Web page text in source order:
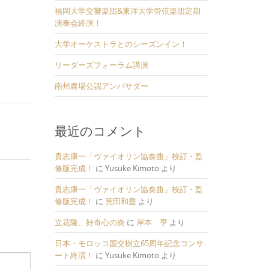
福岡大学交響楽団&東洋大学管弦楽団定期
演奏会終演！
大学オーケストラとのシーズンイン！
リーダーズフォーラム講演
南州農場公認アンバサダー
最近のコメント
貴志康一「ヴァイオリン協奏曲」校訂・監
修版完成！ に Yusuke Kimoto より
貴志康一「ヴァイオリン協奏曲」校訂・監
修版完成！ に 荒田和豊 より
立花隆、好奇心の炎 に 岸本 亨 より
日本・モロッコ国交樹立65周年記念コンサ
ート終演！ に Yusuke Kimoto より